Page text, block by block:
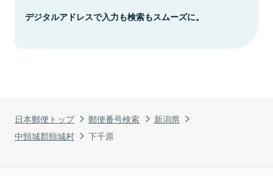
日本郵便トップ 郵便番号検索
新潟県
中頸城郡頸城村
下千原
デジタルアドレスで入力も検索もスムーズに。